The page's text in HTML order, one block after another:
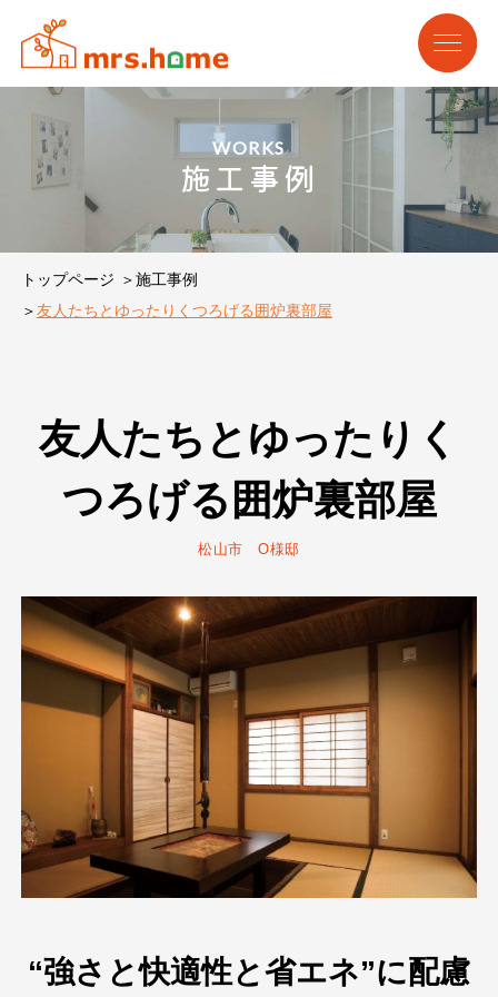
WORKS
施工事例
トップページ
施工事例
友人たちとゆったりくつろげる囲炉裏部屋
友人たちとゆったりく
つろげる囲炉裏部屋
松山市 O様邸
“強さと快適性と省エネ”に配慮